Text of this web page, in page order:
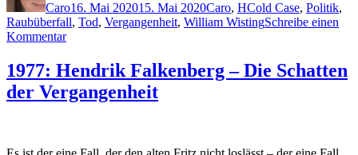
Caro16. Mai 202015. Mai 2020Caro, HCold Case, Politik,
Raubüberfall, Tod, Vergangenheit, William WistingSchreibe einen
Kommentarzu
Jørn
Lier
Horst
der
1977: Hendrik Falkenberg – Die Schatten
der Vergangenheit